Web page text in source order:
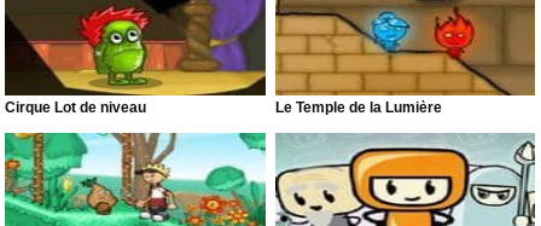
Cirque Lot de niveau Le Temple de la Lumière